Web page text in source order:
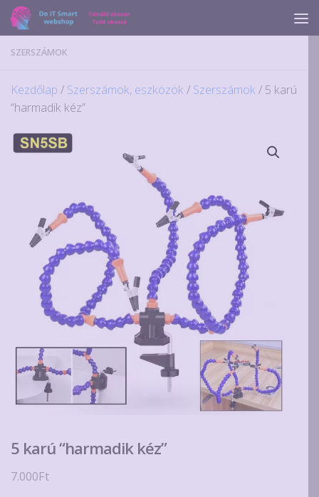
Skip to content
SZERSZÁMOK
Kezdőlap / Szerszámok, eszközök / Szerszámok / 5 karú
“harmadik kéz”
5 karú “harmadik kéz”
7.000Ft